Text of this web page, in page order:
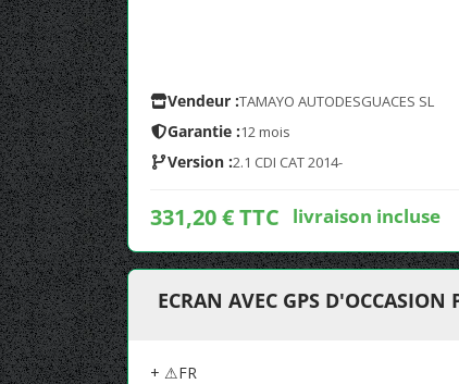
Vendeur :TAMAYO AUTODESGUACES SL
Garantie :12 mois
Version :2.1 CDI CAT 2014-
331,20 € TTC livraison incluse
ECRAN AVEC GPS
+ ⚠FR